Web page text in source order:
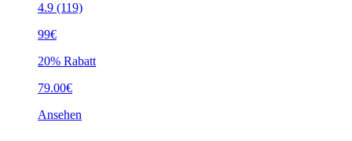
4.9 (119)
99€
20% Rabatt
79.00€
Ansehen